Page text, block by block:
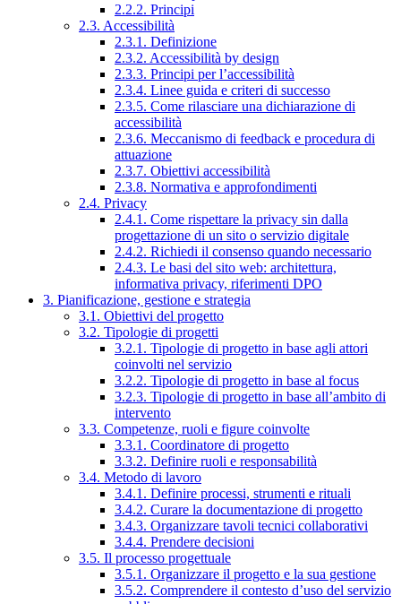
2.2.2. Principi
2.3. Accessibilità
2.3.1. Definizione
2.3.2. Accessibilità by design
2.3.3. Principi per l’accessibilità
2.3.4. Linee guida e criteri di successo
2.3.5. Come rilasciare una dichiarazione di
accessibilità
2.3.6. Meccanismo di feedback e procedura di
attuazione
2.3.7. Obiettivi accessibilità
2.3.8. Normativa e approfondimenti
2.4. Privacy
2.4.1. Come rispettare la privacy sin dalla
progettazione di un sito o servizio digitale
2.4.2. Richiedi il consenso quando necessario
2.4.3. Le basi del sito web: architettura,
informativa privacy, riferimenti DPO
3. Pianificazione, gestione e strategia
3.1. Obiettivi del progetto
3.2. Tipologie di progetti
3.2.1. Tipologie di progetto in base agli attori
coinvolti nel servizio
3.2.2. Tipologie di progetto in base al focus
3.2.3. Tipologie di progetto in base all’ambito di
intervento
3.3. Competenze, ruoli e figure coinvolte
3.3.1. Coordinatore di progetto
3.3.2. Definire ruoli e responsabilità
3.4. Metodo di lavoro
3.4.1. Definire processi, strumenti e rituali
3.4.2. Curare la documentazione di progetto
3.4.3. Organizzare tavoli tecnici collaborativi
3.4.4. Prendere decisioni
3.5. Il processo progettuale
3.5.1. Organizzare il progetto e la sua gestione
3.5.2. Comprendere il contesto d’uso del servizio